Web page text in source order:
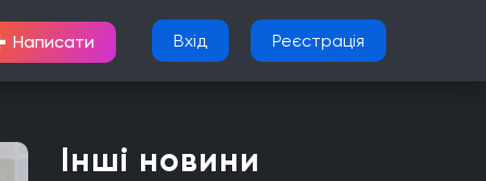
Написати Вхід Реєстрація
Інші новини